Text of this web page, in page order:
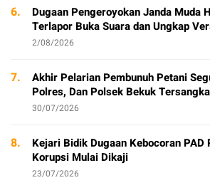
6.
Dugaan Pengeroyokan Janda Muda
Terlapor Buka Suara dan Ungkap
2/08/2026
7.
Akhir Pelarian Pembunuh Petani
Polres, Dan Polsek Bekuk Tersangka
30/07/2026
8.
Kejari Bidik Dugaan Kebocoran PAD
Korupsi Mulai Dikaji
23/07/2026